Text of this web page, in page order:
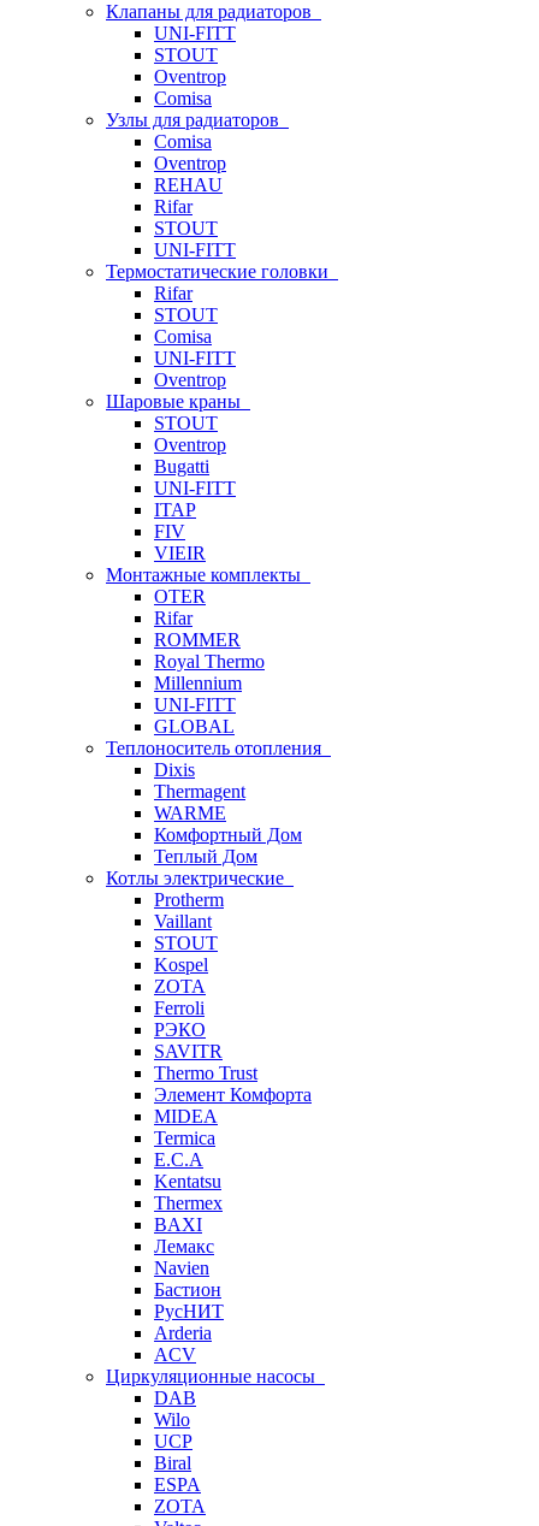
Клапаны для радиаторов
UNI-FITT
STOUT
Oventrop
Comisa
Узлы для радиаторов
Comisa
Oventrop
REHAU
Rifar
STOUT
UNI-FITT
Термостатические головки
Rifar
STOUT
Comisa
UNI-FITT
Oventrop
Шаровые краны
STOUT
Oventrop
Bugatti
UNI-FITT
ITAP
FIV
VIEIR
Монтажные комплекты
OTER
Rifar
ROMMER
Royal Thermo
Millennium
UNI-FITT
GLOBAL
Теплоноситель отопления
Dixis
Thermagent
WARME
Комфортный Дом
Теплый Дом
Котлы электрические
Protherm
Vaillant
STOUT
Kospel
ZOTA
Ferroli
РЭКО
SAVITR
Thermo Trust
Элемент Комфорта
MIDEA
Termica
E.C.A
Kentatsu
Thermex
BAXI
Лемакс
Navien
Бастион
РусНИТ
Arderia
ACV
Циркуляционные насосы
DAB
Wilo
UCP
Biral
ESPA
ZOTA